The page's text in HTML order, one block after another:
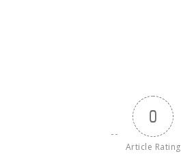
0
Article Rating